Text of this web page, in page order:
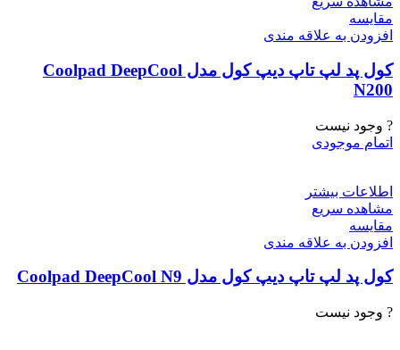
مقایسه
افزودن به علاقه مندی
کول پد لپ تاپ دیپ کول مدل Coolpad DeepCool
N200
? وجود نیست
اتمام موجودی
اطلاعات بیشتر
مشاهده سریع
مقایسه
افزودن به علاقه مندی
کول پد لپ تاپ دیپ کول مدل Coolpad DeepCool N9
? وجود نیست